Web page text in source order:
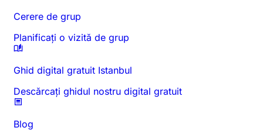
Cerere de grup
Planificați o vizită de grup
Ghid digital gratuit Istanbul
Descărcați ghidul nostru digital gratuit
Blog